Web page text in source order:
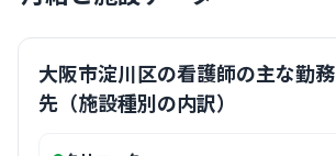
大阪市淀川区の看護師の主な勤務
先（施設種別の内訳）